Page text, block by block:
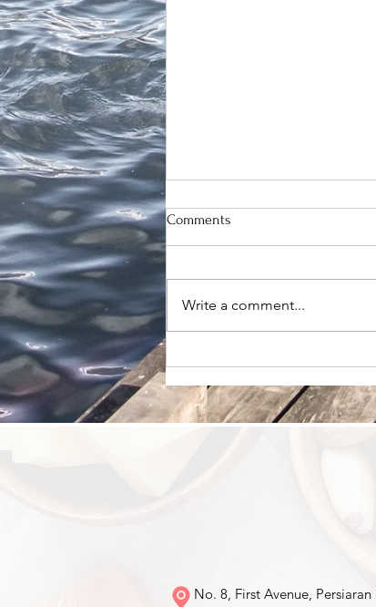
有哪些？
Comments
Write a comment...
No. 8, First Avenue, Persiaran